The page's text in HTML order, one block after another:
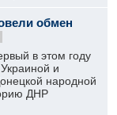
обмен
в этом году
и
народной
ДНР